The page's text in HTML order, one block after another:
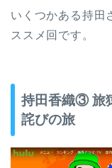
いくつかある持田
ススメ回です。
持田香織③ 旅
詫びの旅